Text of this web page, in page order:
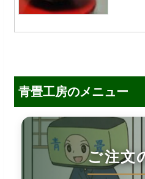
青畳工房のメニュー